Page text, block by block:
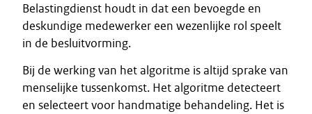
Belastingdienst houdt in dat een bevoegde en
deskundige medewerker een wezenlijke rol speelt
in de besluitvorming.
Bij de werking van het algoritme is altijd sprake van
menselijke tussenkomst. Het algoritme detecteert
en selecteert voor handmatige behandeling. Het is